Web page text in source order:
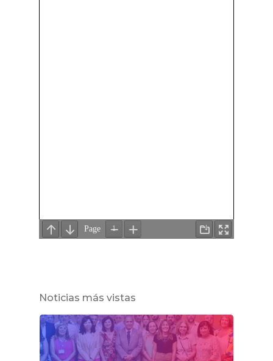
Noticias más vistas